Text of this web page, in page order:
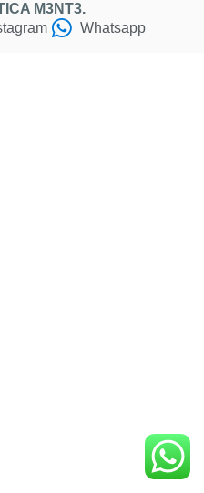
M3NT3.
Whatsapp